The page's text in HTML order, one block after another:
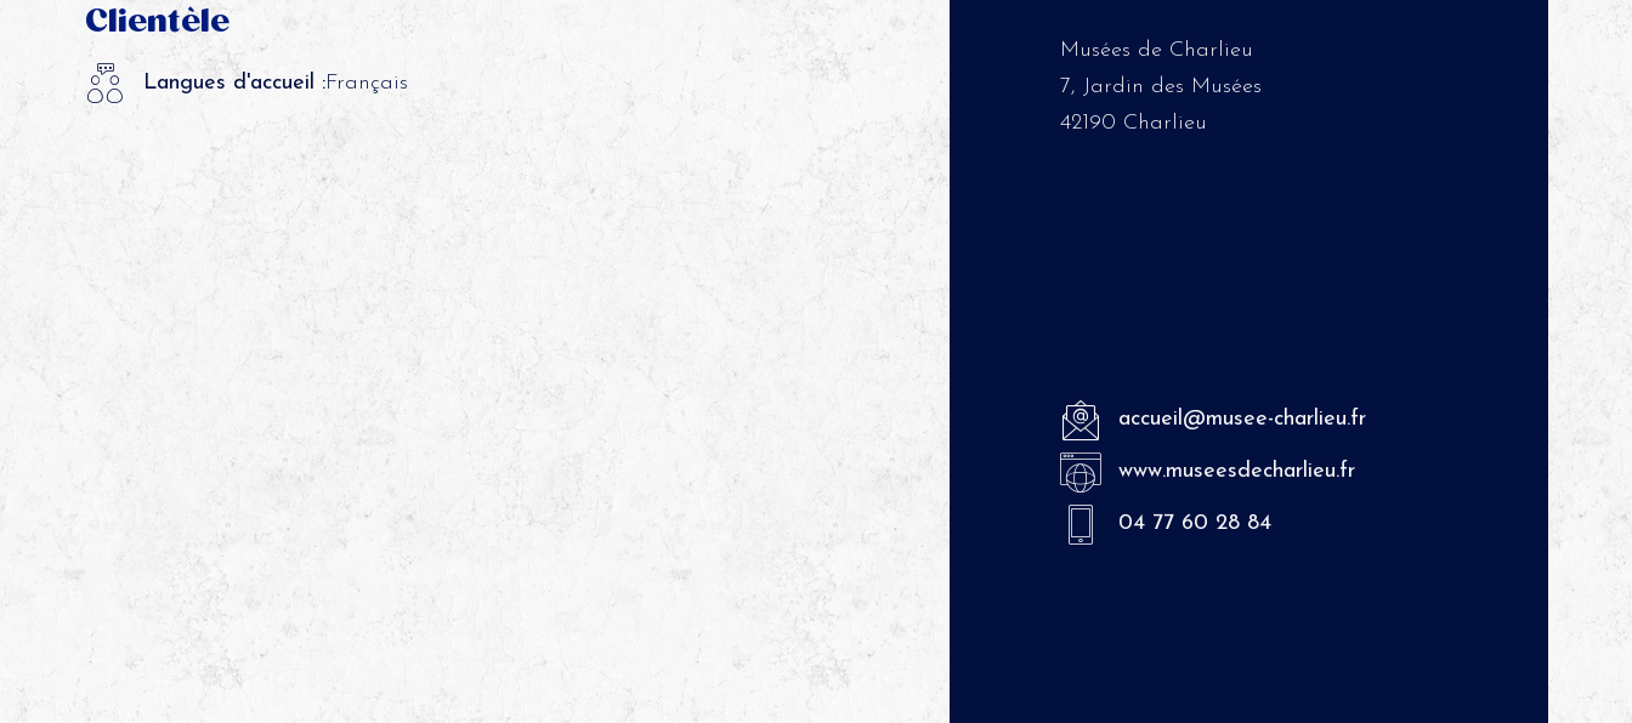
Clientèle
Langues d'accueil :Français
Musées de Charlieu
7, Jardin des Musées
42190 Charlieu
accueil@musee-charlieu.fr
www.museesdecharlieu.fr
04 77 60 28 84